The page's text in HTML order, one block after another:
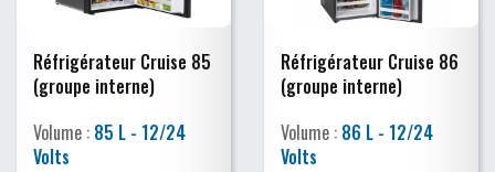
Réfrigérateur Cruise 85
(groupe interne)
Volume : 85 L - 12/24
Volts
Réfrigérateur Cruise 86
(groupe interne)
Volume : 86 L - 12/24
Volts